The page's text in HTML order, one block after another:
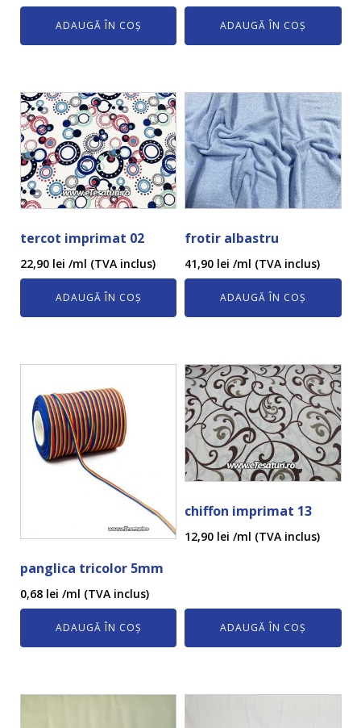
ADAUGĂ ÎN COȘ ADAUGĂ ÎN COȘ
tercot imprimat 02
22,90 lei /ml (TVA inclus)
ADAUGĂ ÎN COȘ
frotir albastru
41,90 lei /ml (TVA inclus)
ADAUGĂ ÎN COȘ
panglica tricolor 5mm
0,68 lei /ml (TVA inclus)
ADAUGĂ ÎN COȘ
chiffon imprimat 13
12,90 lei /ml (TVA inclus)
ADAUGĂ ÎN COȘ